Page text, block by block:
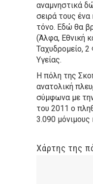
αναμνηστικά
σειρά τους ένα
τόνο. Εδώ θα
(Άλφα, Εθνική
Ταχυδρομείο, 2
Υγείας.
Η πόλη της
ανατολική
σύμφωνα με
του 2011 ο
3.090 μόνιμους
Χάρτης της